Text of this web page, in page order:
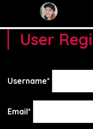
Trang chủ
User
Username*
Email*